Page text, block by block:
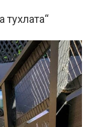
тухлата“